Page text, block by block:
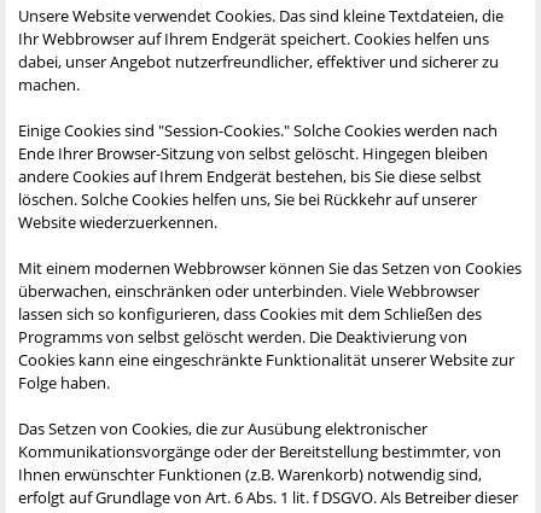
Unsere Website verwendet Cookies. Das sind kleine Textdateien, die
Ihr Webbrowser auf Ihrem Endgerät speichert. Cookies helfen uns
dabei, unser Angebot nutzerfreundlicher, effektiver und sicherer zu
machen.
Einige Cookies sind "Session-Cookies." Solche Cookies werden nach
Ende Ihrer Browser-Sitzung von selbst gelöscht. Hingegen bleiben
andere Cookies auf Ihrem Endgerät bestehen, bis Sie diese selbst
löschen. Solche Cookies helfen uns, Sie bei Rückkehr auf unserer
Website wiederzuerkennen.
Mit einem modernen Webbrowser können Sie das Setzen von Cookies
überwachen, einschränken oder unterbinden. Viele Webbrowser
lassen sich so konfigurieren, dass Cookies mit dem Schließen des
Programms von selbst gelöscht werden. Die Deaktivierung von
Cookies kann eine eingeschränkte Funktionalität unserer Website zur
Folge haben.
Das Setzen von Cookies, die zur Ausübung elektronischer
Kommunikationsvorgänge oder der Bereitstellung bestimmter, von
Ihnen erwünschter Funktionen (z.B. Warenkorb) notwendig sind,
erfolgt auf Grundlage von Art. 6 Abs. 1 lit. f DSGVO. Als Betreiber dieser